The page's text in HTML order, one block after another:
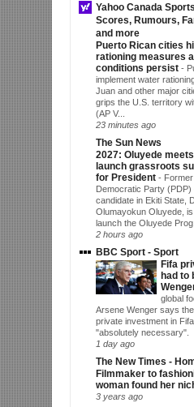
Yahoo Canada
Scores, Rumours,
and more
Puerto Rican cities
rationing measures
conditions persist -
implement water
Juan and other major
grips the U.S. territory
(AP V...
23 minutes ago
The Sun News
2027: Oluyede
launch grassroots
for President -
Democratic Party
candidate in Ekiti State,
Olumayokun Oluyede,
launch the Oluyede
2 hours ago
BBC Sport - Sport
Fifa
had to
global
Arsene Wenger says
private investment in
"absolutely necessary".
1 day ago
The New Times -
Filmmaker to
woman found her
3 years ago